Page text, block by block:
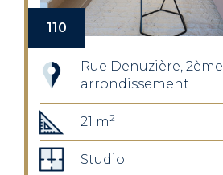
110
Rue Denuzière, 2ème
arrondissement
21 m2
Studio